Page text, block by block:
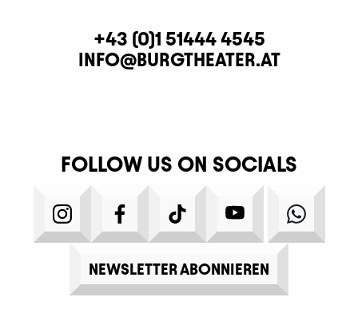
CONTACTTELEPHONE
+43 (0)1 51444 4545
E-MAIL
INFO@BURGTHEATER.AT
FOLLOW US ON SOCIALS
INSTAGRAMFACEBOOKTIKTOK YOUTUBE
NEWSLETTER ABONNIEREN